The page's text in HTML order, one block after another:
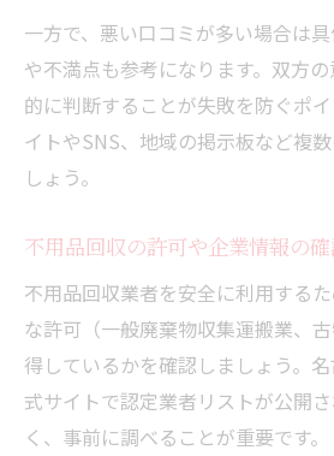
けします
不用品リサイクルで安心
一方で、悪い口コミが多い場合は
や不満点も参考になります。双方
的に判断することが失敗を防ぐポ
イトやSNS、地域の掲示板など複
しょう。
不用品回収の許可や企業情報の
不用品回収業者を安全に利用する
な許可（一般廃棄物収集運搬業、
得しているかを確認しましょう。
式サイトで認定業者リストが公開
く、事前に調べることが重要です。